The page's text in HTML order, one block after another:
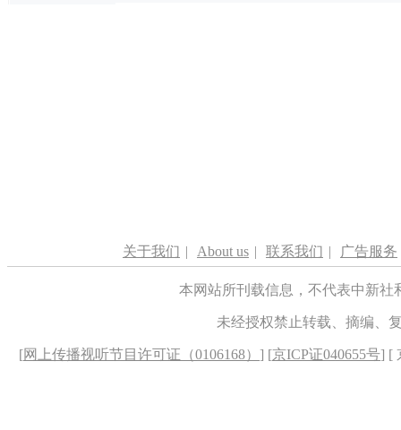
关于我们 | About us | 联系我们 | 广告服务
本网站所刊载信息，不代表中新
未经授权禁止转载、摘编、
[网上传播视听节目许可证（0106168） ] [京ICP证040655号] [